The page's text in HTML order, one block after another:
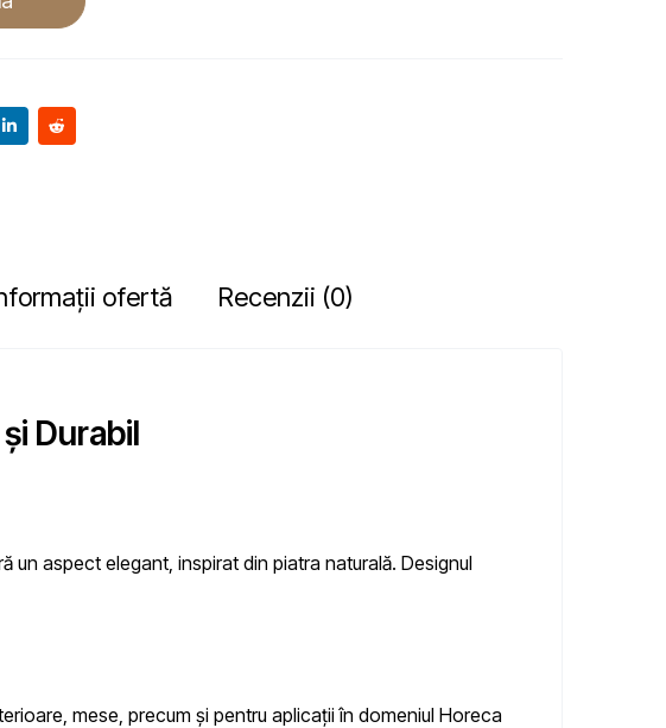
ofertă Recenzii (0)
Durabil
aspect elegant, inspirat din piatra naturală. Designul
mese, precum și pentru aplicații în domeniul Horeca